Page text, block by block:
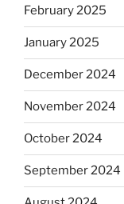
February 2025
January 2025
December 2024
November 2024
October 2024
September 2024